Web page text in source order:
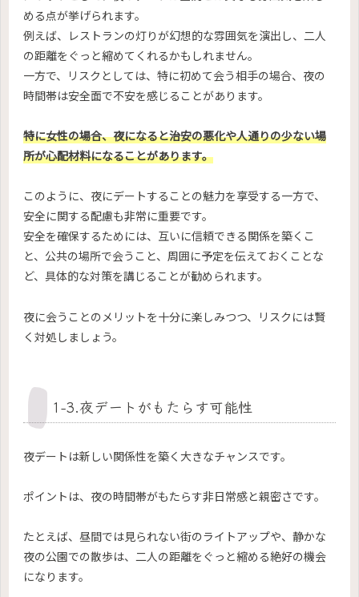
める点が挙げられます。
例えば、レストランの灯りが幻想的な雰囲気を演出し、二人
の距離をぐっと縮めてくれるかもしれません。
一方で、リスクとしては、特に初めて会う相手の場合、夜の
時間帯は安全面で不安を感じることがあります。
特に女性の場合、夜になると治安の悪化や人通りの少ない場
所が心配材料になることがあります。
このように、夜にデートすることの魅力を享受する一方で、
安全に関する配慮も非常に重要です。
安全を確保するためには、互いに信頼できる関係を築くこ
と、公共の場所で会うこと、周囲に予定を伝えておくことな
ど、具体的な対策を講じることが勧められます。
夜に会うことのメリットを十分に楽しみつつ、リスクには賢
く対処しましょう。
1-3.夜デートがもたらす可能性
夜デートは新しい関係性を築く大きなチャンスです。
ポイントは、夜の時間帯がもたらす非日常感と親密さです。
たとえば、昼間では見られない街のライトアップや、静かな
夜の公園での散歩は、二人の距離をぐっと縮める絶好の機会
になります。